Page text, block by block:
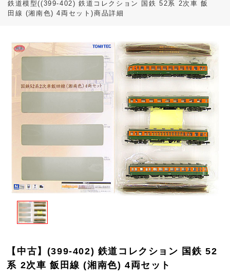
鉄道模型((399-402) 鉄道コレクション 国鉄 52系 2次車 飯
田線 (湘南色) 4両セット)商品詳細
【中古】(399-402) 鉄道コレクション 国鉄 52
系 2次車 飯田線 (湘南色) 4両セット